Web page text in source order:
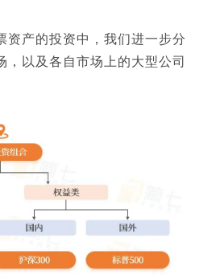
资产的投资中，我们进一步分
，以及各自市场上的大型公司